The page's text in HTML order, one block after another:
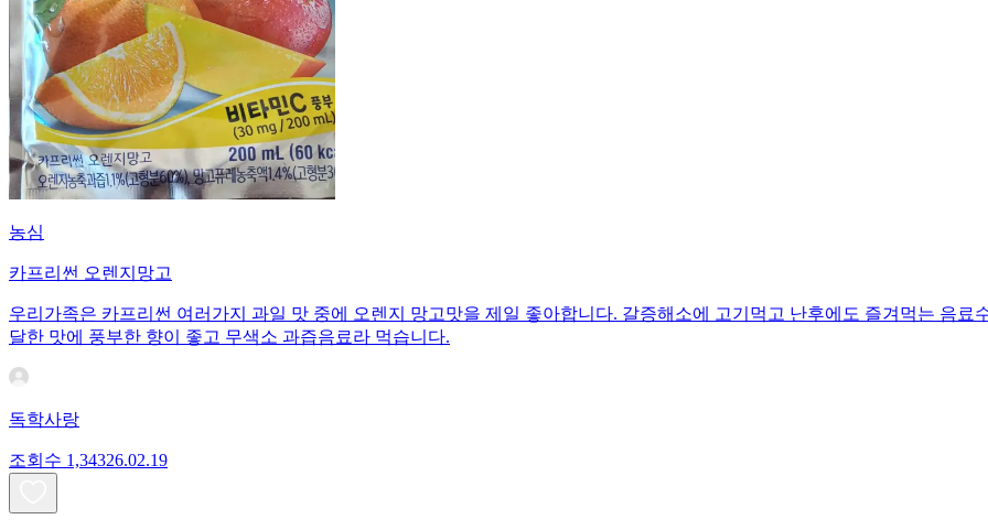
농심
카프리썬 오렌지망고
우리가족은 카프리썬 여러가지 과일 맛 중에 오렌지 망고맛을 제일 좋아합니다. 갈증해소에 고기먹고 난후에도 즐겨먹는 음
달한 맛에 풍부한 향이 좋고 무색소 과즙음료라 먹습니다.
독학사랑
조회수 1,34326.02.19